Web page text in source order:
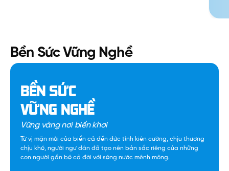
Bền Sức Vững Nghề
BỀN SỨC
VỮNG NGHỀ
Vững vàng nơi biển khơi
Từ vị mặn mòi của biển cả đến đức tính kiên cường, chịu thương
chịu khó, người ngư dân đã tạo nên bản sắc riêng của những
con người gắn bó cả đời với sóng nước mênh mông.